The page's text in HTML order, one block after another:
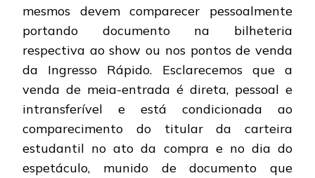
mesmos devem comparecer pessoalmente
portando documento na bilheteria
respectiva ao show ou nos pontos de venda
da Ingresso Rápido. Esclarecemos que a
venda de meia-entrada é direta, pessoal e
intransferível e está condicionada ao
comparecimento do titular da carteira
estudantil no ato da compra e no dia do
espetáculo, munido de documento que